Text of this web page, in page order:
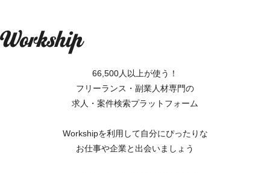
66,500人以上が使う！
フリーランス・副業人材専門の
求人・案件検索プラットフォーム
Workshipを利用して自分にぴったりな
お仕事や企業と出会いましょう